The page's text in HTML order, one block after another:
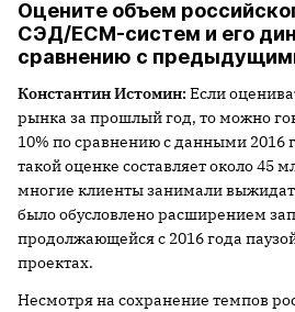
Оцените объем
СЭД/ECM-систем и его
сравнению с
Константин Истомин:Если
рынка за прошлый год, то можно
10% по сравнению с данными 2016
такой оценке составляет около 45
многие клиенты занимали
было обусловлено расширением
продолжающейся с 2016 года
проектах.
Несмотря на сохранение темпов